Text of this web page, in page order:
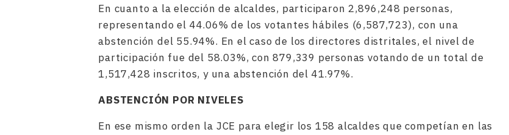
En cuanto a la elección de alcaldes, participaron 2,896,248 personas,
representando el 44.06% de los votantes hábiles (6,587,723), con una
abstención del 55.94%. En el caso de los directores distritales, el nivel de
participación fue del 58.03%, con 879,339 personas votando de un total de
1,517,428 inscritos, y una abstención del 41.97%.
ABSTENCIÓN POR NIVELES
En ese mismo orden la JCE para elegir los 158 alcaldes que competían en las